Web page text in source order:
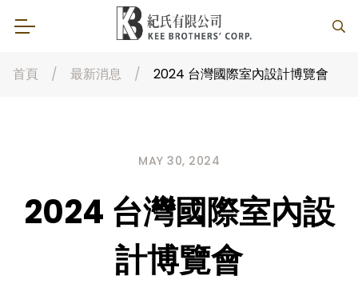
首頁 最新消息 2024 台灣國際室內設計博覽會
MAY 30, 2024
2024 台灣國際室內設
計博覽會